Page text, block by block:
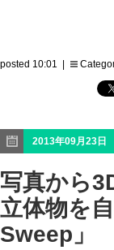
posted 10:01 |
2013年09月23日
写真から
立体物を
Sweep」